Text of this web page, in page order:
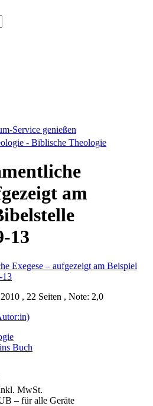
Service genießen
- Biblische Theologie
am
13
, 22 Seiten , Note: 2,0
Buch
MwSt.
– für alle Geräte